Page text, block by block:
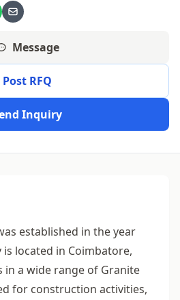
Message
Post RFQ
Inquiry
established in the year
is located in Coimbatore,
in a wide range of Granite
for construction activities,